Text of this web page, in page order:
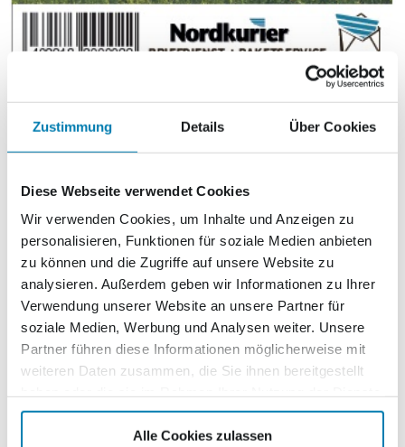
Zustimmung Details Über Cookies
Diese Webseite verwendet Cookies
Wir verwenden Cookies, um Inhalte und Anzeigen zu
personalisieren, Funktionen für soziale Medien anbieten
zu können und die Zugriffe auf unsere Website zu
analysieren. Außerdem geben wir Informationen zu Ihrer
Verwendung unserer Website an unsere Partner für
soziale Medien, Werbung und Analysen weiter. Unsere
Partner führen diese Informationen möglicherweise mit
weiteren Daten zusammen, die Sie ihnen bereitgestellt
gesammelt haben.
Alle Cookies zulassen
Markenheft Netto
6,25 €
Nicht vorrätig
Beschreibung
Beschreibung
Markenheft Netto Gross